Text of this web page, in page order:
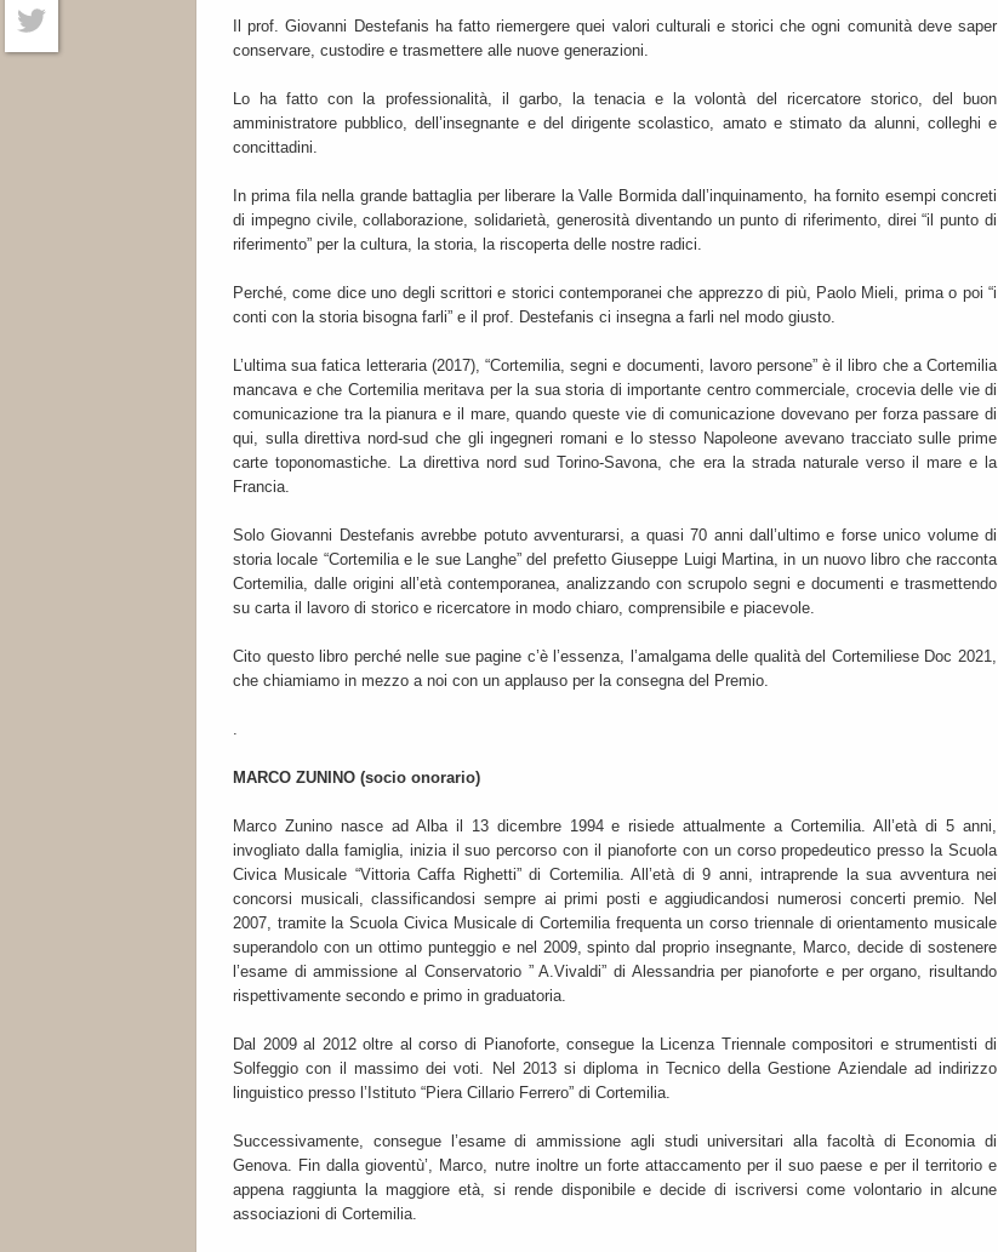
Il prof. Giovanni Destefanis ha fatto riemergere quei valori culturali e storici che ogni comunità deve saper
conservare, custodire e trasmettere alle nuove generazioni.
Lo ha fatto con la professionalità, il garbo, la tenacia e la volontà del ricercatore storico, del buon
amministratore pubblico, dell’insegnante e del dirigente scolastico, amato e stimato da alunni, colleghi e
concittadini.
In prima fila nella grande battaglia per liberare la Valle Bormida dall’inquinamento, ha fornito esempi concreti
di impegno civile, collaborazione, solidarietà, generosità diventando un punto di riferimento, direi “il punto di
riferimento” per la cultura, la storia, la riscoperta delle nostre radici.
Perché, come dice uno degli scrittori e storici contemporanei che apprezzo di più, Paolo Mieli, prima o poi “i
conti con la storia bisogna farli” e il prof. Destefanis ci insegna a farli nel modo giusto.
L’ultima sua fatica letteraria (2017), “Cortemilia, segni e documenti, lavoro persone” è il libro che a Cortemilia
mancava e che Cortemilia meritava per la sua storia di importante centro commerciale, crocevia delle vie di
comunicazione tra la pianura e il mare, quando queste vie di comunicazione dovevano per forza passare di
qui, sulla direttiva nord-sud che gli ingegneri romani e lo stesso Napoleone avevano tracciato sulle prime
carte toponomastiche. La direttiva nord sud Torino-Savona, che era la strada naturale verso il mare e la
Francia.
Solo Giovanni Destefanis avrebbe potuto avventurarsi, a quasi 70 anni dall’ultimo e forse unico volume di
storia locale “Cortemilia e le sue Langhe” del prefetto Giuseppe Luigi Martina, in un nuovo libro che racconta
Cortemilia, dalle origini all’età contemporanea, analizzando con scrupolo segni e documenti e trasmettendo
su carta il lavoro di storico e ricercatore in modo chiaro, comprensibile e piacevole.
Cito questo libro perché nelle sue pagine c’è l’essenza, l’amalgama delle qualità del Cortemiliese Doc 2021,
che chiamiamo in mezzo a noi con un applauso per la consegna del Premio.
.
MARCO ZUNINO (socio onorario)
Marco Zunino nasce ad Alba il 13 dicembre 1994 e risiede attualmente a Cortemilia. All’età di 5 anni,
invogliato dalla famiglia, inizia il suo percorso con il pianoforte con un corso propedeutico presso la Scuola
Civica Musicale “Vittoria Caffa Righetti” di Cortemilia. All’età di 9 anni, intraprende la sua avventura nei
concorsi musicali, classificandosi sempre ai primi posti e aggiudicandosi numerosi concerti premio. Nel
2007, tramite la Scuola Civica Musicale di Cortemilia frequenta un corso triennale di orientamento musicale
superandolo con un ottimo punteggio e nel 2009, spinto dal proprio insegnante, Marco, decide di sostenere
l’esame di ammissione al Conservatorio ” A.Vivaldi” di Alessandria per pianoforte e per organo, risultando
rispettivamente secondo e primo in graduatoria.
Dal 2009 al 2012 oltre al corso di Pianoforte, consegue la Licenza Triennale compositori e strumentisti di
Solfeggio con il massimo dei voti. Nel 2013 si diploma in Tecnico della Gestione Aziendale ad indirizzo
linguistico presso l’Istituto “Piera Cillario Ferrero” di Cortemilia.
Successivamente, consegue l’esame di ammissione agli studi universitari alla facoltà di Economia di
Genova. Fin dalla gioventù’, Marco, nutre inoltre un forte attaccamento per il suo paese e per il territorio e
appena raggiunta la maggiore età, si rende disponibile e decide di iscriversi come volontario in alcune
associazioni di Cortemilia.
Facebook
Twitter